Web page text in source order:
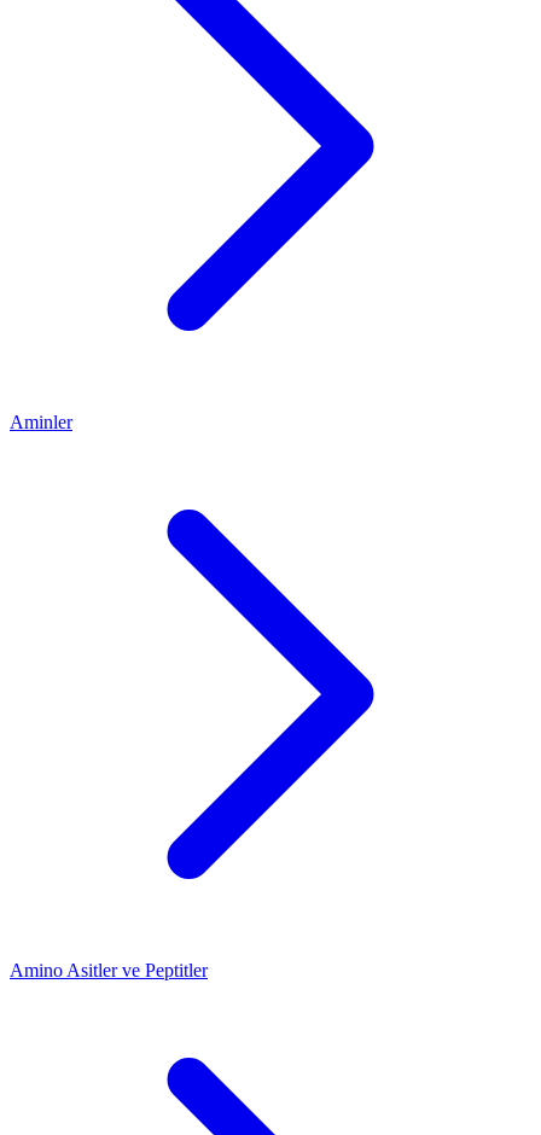
Aminler
Amino Asitler ve Peptitler